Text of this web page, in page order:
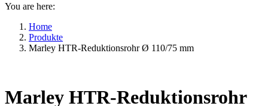
You are here:
Home
Produkte
Marley HTR-Reduktionsrohr Ø 110/75 mm
Marley HTR-Reduktionsrohr